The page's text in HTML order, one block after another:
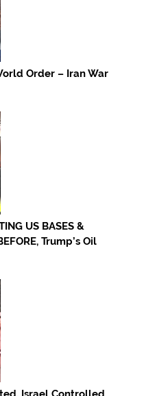
Order – Iran War
US BASES &
Trump’s Oil